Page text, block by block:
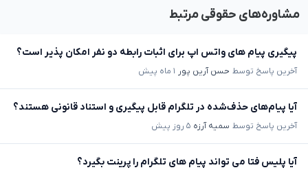
مشاوره‌های حقوقی مرتبط
پیگیری پیام های واتس اپ برای اثبات رابطه دو نفر امکان پذیر است؟
آخرین پاسخ توسط حسن آرین پور ۱ ماه پیش
آیا پیام‌های حذف‌شده در تلگرام قابل پیگیری و استناد قانونی هستند؟
آخرین پاسخ توسط سمیه آرزه ۵ روز پیش
آیا پلیس فتا می تواند پیام های تلگرام را پرینت بگیرد؟